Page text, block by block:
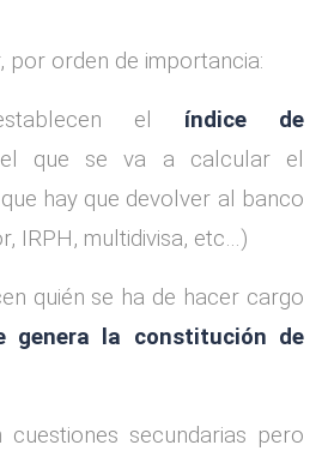
por orden de importancia:
el
índice de
que se va a calcular el
hay que devolver al banco
IRPH, multidivisa, etc…)
quién se ha de hacer cargo
genera la constitución de
cuestiones secundarias pero